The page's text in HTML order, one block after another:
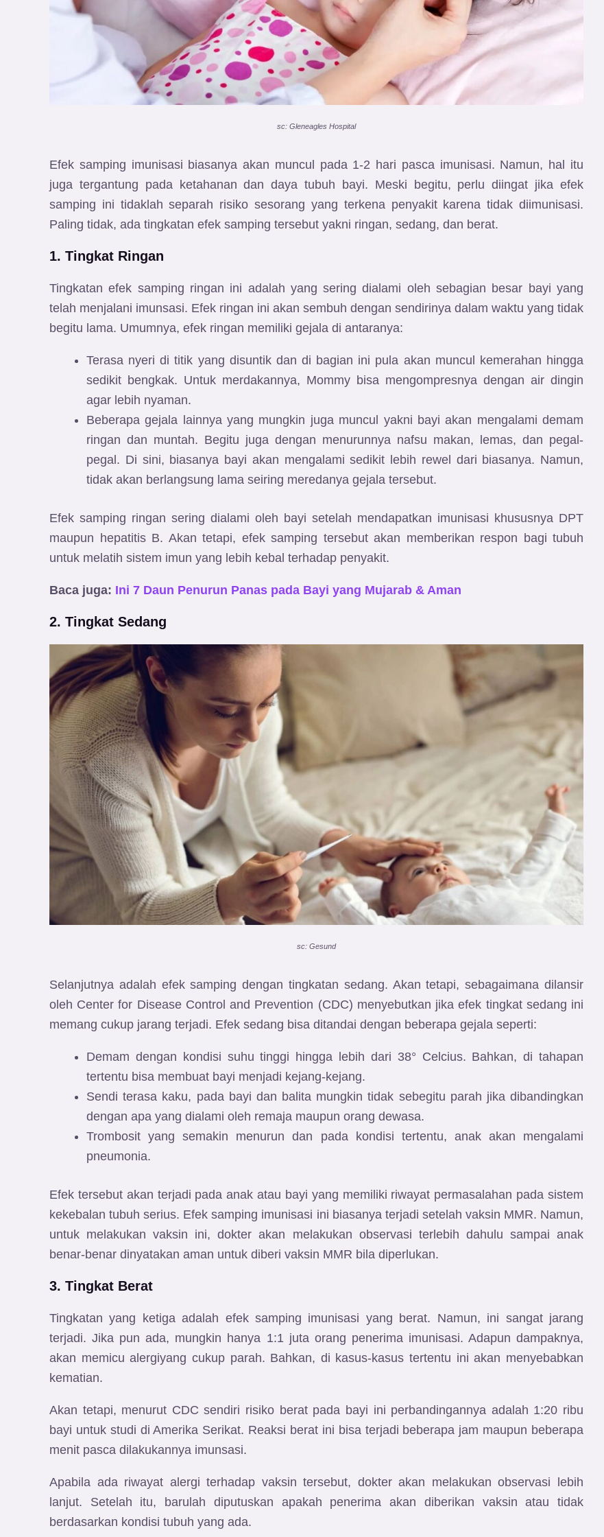
sc: Gleneagles Hospital
Efek samping imunisasi biasanya akan muncul pada 1-2 hari pasca imunisasi. Namun, hal itu
juga tergantung pada ketahanan dan daya tubuh bayi. Meski begitu, perlu diingat jika efek
samping ini tidaklah separah risiko sesorang yang terkena penyakit karena tidak diimunisasi.
Paling tidak, ada tingkatan efek samping tersebut yakni ringan, sedang, dan berat.
1. Tingkat Ringan
Tingkatan efek samping ringan ini adalah yang sering dialami oleh sebagian besar bayi yang
telah menjalani imunsasi. Efek ringan ini akan sembuh dengan sendirinya dalam waktu yang tidak
begitu lama. Umumnya, efek ringan memiliki gejala di antaranya:
Terasa nyeri di titik yang disuntik dan di bagian ini pula akan muncul kemerahan hingga
sedikit bengkak. Untuk merdakannya, Mommy bisa mengompresnya dengan air dingin
agar lebih nyaman.
Beberapa gejala lainnya yang mungkin juga muncul yakni bayi akan mengalami demam
ringan dan muntah. Begitu juga dengan menurunnya nafsu makan, lemas, dan pegal-
pegal. Di sini, biasanya bayi akan mengalami sedikit lebih rewel dari biasanya. Namun,
tidak akan berlangsung lama seiring meredanya gejala tersebut.
Efek samping ringan sering dialami oleh bayi setelah mendapatkan imunisasi khususnya DPT
maupun hepatitis B. Akan tetapi, efek samping tersebut akan memberikan respon bagi tubuh
untuk melatih sistem imun yang lebih kebal terhadap penyakit.
Baca juga: Ini 7 Daun Penurun Panas pada Bayi yang Mujarab & Aman
2. Tingkat Sedang
sc: Gesund
Selanjutnya adalah efek samping dengan tingkatan sedang. Akan tetapi, sebagaimana dilansir
oleh Center for Disease Control and Prevention (CDC) menyebutkan jika efek tingkat sedang ini
memang cukup jarang terjadi. Efek sedang bisa ditandai dengan beberapa gejala seperti:
Demam dengan kondisi suhu tinggi hingga lebih dari 38° Celcius. Bahkan, di tahapan
tertentu bisa membuat bayi menjadi kejang-kejang.
Sendi terasa kaku, pada bayi dan balita mungkin tidak sebegitu parah jika dibandingkan
dengan apa yang dialami oleh remaja maupun orang dewasa.
Trombosit yang semakin menurun dan pada kondisi tertentu, anak akan mengalami
pneumonia.
Efek tersebut akan terjadi pada anak atau bayi yang memiliki riwayat permasalahan pada sistem
kekebalan tubuh serius. Efek samping imunisasi ini biasanya terjadi setelah vaksin MMR. Namun,
untuk melakukan vaksin ini, dokter akan melakukan observasi terlebih dahulu sampai anak
benar-benar dinyatakan aman untuk diberi vaksin MMR bila diperlukan.
3. Tingkat Berat
Tingkatan yang ketiga adalah efek samping imunisasi yang berat. Namun, ini sangat jarang
terjadi. Jika pun ada, mungkin hanya 1:1 juta orang penerima imunisasi. Adapun dampaknya,
akan memicu alergiyang cukup parah. Bahkan, di kasus-kasus tertentu ini akan menyebabkan
kematian.
Akan tetapi, menurut CDC sendiri risiko berat pada bayi ini perbandingannya adalah 1:20 ribu
bayi untuk studi di Amerika Serikat. Reaksi berat ini bisa terjadi beberapa jam maupun beberapa
menit pasca dilakukannya imunsasi.
Apabila ada riwayat alergi terhadap vaksin tersebut, dokter akan melakukan observasi lebih
lanjut. Setelah itu, barulah diputuskan apakah penerima akan diberikan vaksin atau tidak
berdasarkan kondisi tubuh yang ada.